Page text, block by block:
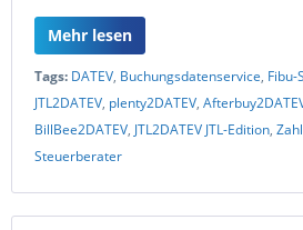
Mehr lesen
Tags: DATEV, Buchungsdatenservice, Fibu-
JTL2DATEV, plenty2DATEV,
BillBee2DATEV, JTL2DATEV JTL-Edition,
Steuerberater